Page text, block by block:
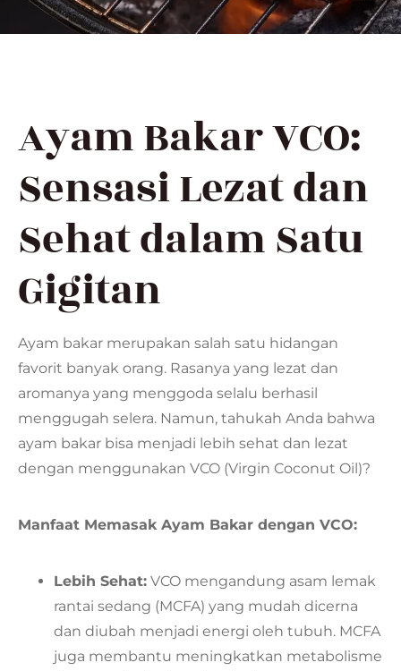
Ayam Bakar VCO:
Sensasi Lezat dan
Sehat dalam Satu
Gigitan
Ayam bakar merupakan salah satu hidangan
favorit banyak orang. Rasanya yang lezat dan
aromanya yang menggoda selalu berhasil
menggugah selera. Namun, tahukah Anda bahwa
ayam bakar bisa menjadi lebih sehat dan lezat
dengan menggunakan VCO (Virgin Coconut Oil)?
Manfaat Memasak Ayam Bakar dengan VCO:
Lebih Sehat: VCO mengandung asam lemak
rantai sedang (MCFA) yang mudah dicerna
dan diubah menjadi energi oleh tubuh. MCFA
juga membantu meningkatkan metabolisme